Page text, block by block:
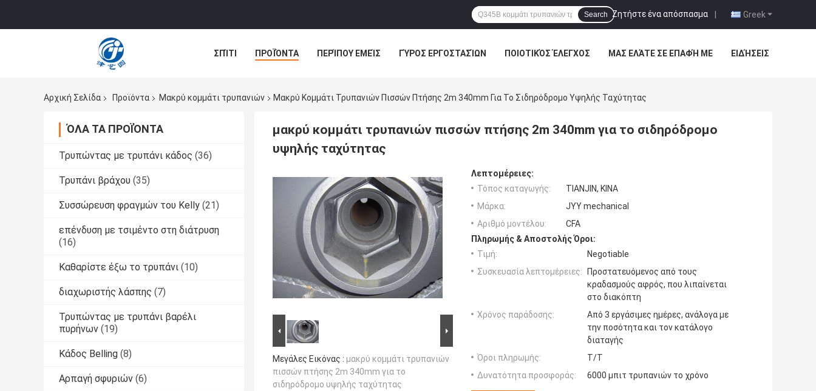
Greek
Ζητήστε ένα απόσπασμα |
Search
ΣΠΊΤΙ ΠΡΟΪΌΝΤΑ ΠΕΡΊΠΟΥ ΕΜΕΊΣ ΓΎΡΟΣ ΕΡΓΟΣΤΑΣΊΩΝ ΠΟΙΟΤΙΚΌΣ ΈΛΕΓΧΟΣ ΜΑΣ ΕΛΆΤΕ ΣΕ ΕΠΑΦΉ ΜΕ ΕΙΔΉΣΕΙΣ
Αρχική Σελίδα
Προϊόντα Μακρύ κομμάτι τρυπανιών Μακρύ Κομμάτι Τρυπανιών Πισσών Πτήσης 2m 340mm Για Το Σιδηρόδρομο Υψηλής Ταχύτητας
ΌΛΑ ΤΑ ΠΡΟΪΌΝΤΑ
Τρυπώντας με τρυπάνι κάδος (36)
Τρυπάνι βράχου (35)
Συσσώρευση φραγμών του Kelly (21)
επένδυση με τσιμέντο στη διάτρυση
(16)
Καθαρίστε έξω το τρυπάνι (10)
διαχωριστής λάσπης (7)
Τρυπώντας με τρυπάνι βαρέλι
πυρήνων (19)
Κάδος Belling (8)
Αρπαγή σφυριών (6)
μακρύ κομμάτι τρυπανιών πισσών πτήσης 2m 340mm για το σιδηρόδρομο
υψηλής ταχύτητας
Μεγάλες Εικόνας : μακρύ κομμάτι τρυπανιών
πισσών πτήσης 2m 340mm για το
σιδηρόδρομο υψηλής ταχύτητας
Λεπτομέρειες:
Τόπος καταγωγής:
TIANJIN, ΚΙΝΑ
Μάρκα:
JYY mechanical
Αριθμό μοντέλου:
CFA
Πληρωμής & Αποστολής Όροι:
Τιμή:
Negotiable
Συσκευασία λεπτομέρειες:
Προστατευόμενος από τους
κραδασμούς αφρός, που λιπαίνεται
στο διακόπτη
Χρόνος παράδοσης:
Από 3 εργάσιμες ημέρες, ανάλογα με
την ποσότητα και τον κατάλογο
διαταγής
Όροι πληρωμής:
T/T
Δυνατότητα προσφοράς:
6000 μπιτ τρυπανιών το χρόνο